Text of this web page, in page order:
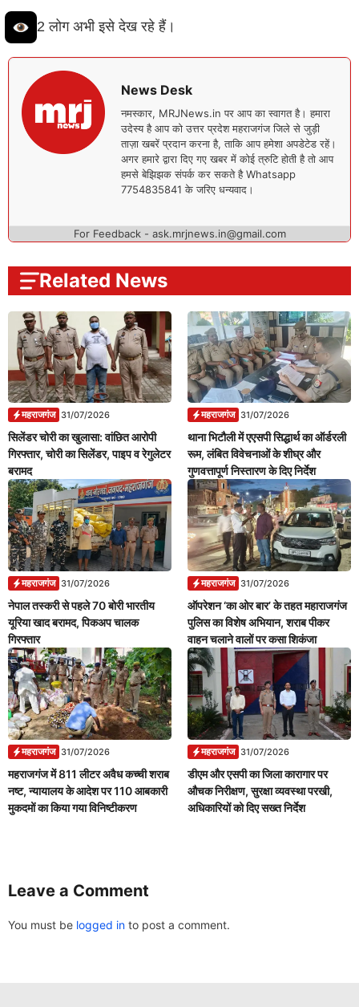
2 लोग अभी इसे देख रहे हैं।
News Desk
नमस्कार, MRJNews.in पर आप का स्वागत है। हमारा
उदेस्य है आप को उत्तर प्रदेश महराजगंज जिले से जुड़ी
ताज़ा खबरें प्रदान करना है, ताकि आप हमेशा अपडेटेड रहें।
अगर हमारे द्वारा दिए गए खबर में कोई त्रुटि होती है तो आप
हमसे बेझिझक संपर्क कर सकते है Whatsapp
7754835841 के जरिए धन्यवाद।
For Feedback - ask.mrjnews.in@gmail.com
Related News
महराजगंज 31/07/2026
सिलेंडर चोरी का खुलासा: वांछित आरोपी
गिरफ्तार, चोरी का सिलेंडर, पाइप व रेगुलेटर
बरामद
महराजगंज 31/07/2026
थाना भिटौली में एएसपी सिद्धार्थ का ऑर्डरली
रूम, लंबित विवेचनाओं के शीघ्र और
गुणवत्तापूर्ण निस्तारण के दिए निर्देश
महराजगंज 31/07/2026
नेपाल तस्करी से पहले 70 बोरी भारतीय
यूरिया खाद बरामद, पिकअप चालक
गिरफ्तार
महराजगंज 31/07/2026
ऑपरेशन ‘का ओर बार’ के तहत महाराजगंज
पुलिस का विशेष अभियान, शराब पीकर
वाहन चलाने वालों पर कसा शिकंजा
महराजगंज 31/07/2026
महराजगंज में 811 लीटर अवैध कच्ची शराब
नष्ट, न्यायालय के आदेश पर 110 आबकारी
मुकदमों का किया गया विनिष्टीकरण
महराजगंज 31/07/2026
डीएम और एसपी का जिला कारागार पर
औचक निरीक्षण, सुरक्षा व्यवस्था परखी,
अधिकारियों को दिए सख्त निर्देश
Leave a Comment
You must be logged in to post a comment.